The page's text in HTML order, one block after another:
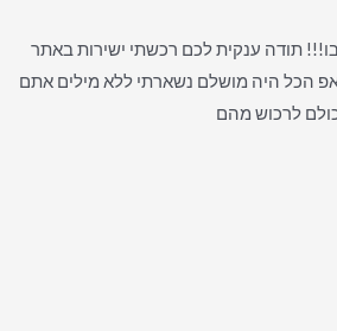
תודה ענקית לכם רכשתי ישירות באתר
הכל היה מושלם נשארתי ללא מילים אתם
לרכוש מהם